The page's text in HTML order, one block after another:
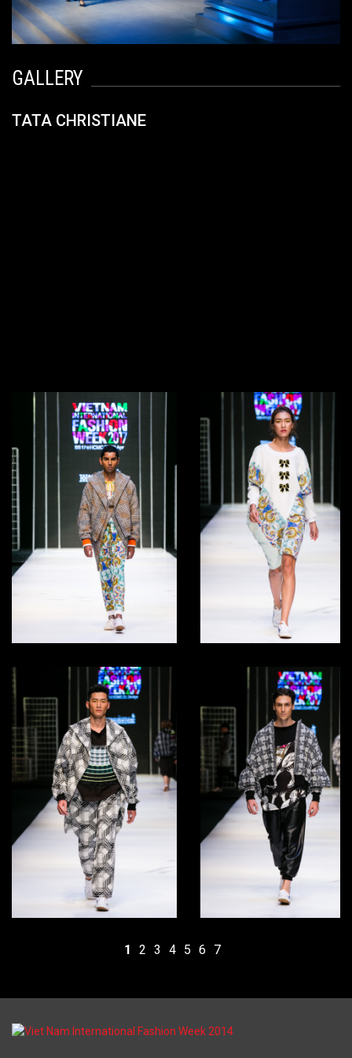
GALLERY
TATA CHRISTIANE
1 2 3 4 5 6 7